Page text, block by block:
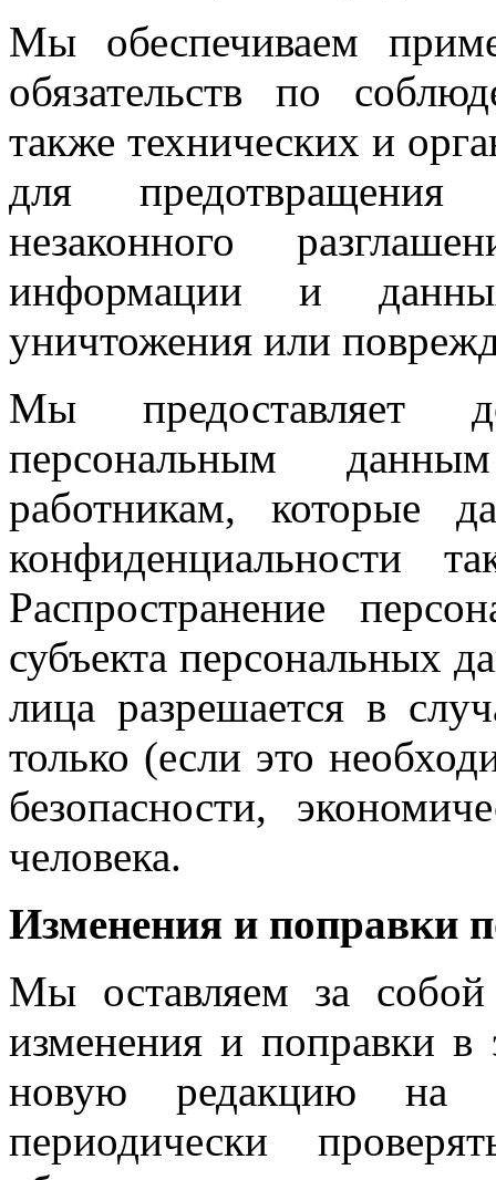
Мы обеспечиваем
обязательств по
также технических и
для предотвращения
незаконного
информации и
уничтожения или
Мы предоставляет
персональным
работникам, которые
конфиденциальности
Распространение
субъекта персональных
лица разрешается в
только (если это
безопасности,
человека.
Изменения и поправки
Мы оставляем за собой
изменения и поправки в
новую редакцию
периодически